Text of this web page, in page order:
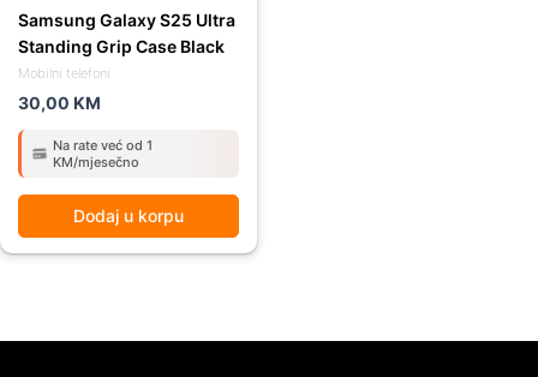
Mobilni telefoni
Samsung Galaxy S25 Ultra
Standing Grip Case Black
30,00 KM
Na rate već od 1
KM/mjesečno
Dodaj u korpu